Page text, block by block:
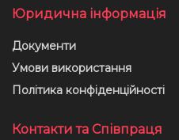
Юридична інформація
Документи
Умови використання
Політика конфіденційності
Контакти та Співпраця